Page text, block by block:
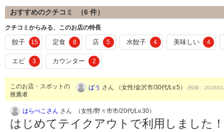
おすすめのクチコミ （6 件）
クチコミからみる、このお店の特長
餃子 15 定食 8 店 5 水餃子 4 美味しい 4
エビ 3 カウンター 2
このお店・スポットの
推薦者
ぱう さん （女性/金沢市/30代/Lv.5） (投稿：2018/
はらぺこさん さん （女性/野々市市/20代/Lv.30）
はじめてテイクアウトで利用しました